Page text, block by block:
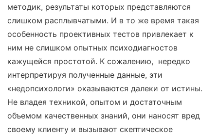
методик, результаты которых представляются
слишком расплывчатыми. И в то же время такая
особенность проективных тестов привлекает к
ним не слишком опытных психодиагностов
кажущейся простотой. К сожалению, нередко
интерпретируя полученные данные, эти
«недопсихологи» оказываются далеки от истины.
Не владея техникой, опытом и достаточным
объемом качественных знаний, они наносят вред
своему клиенту и вызывают скептическое